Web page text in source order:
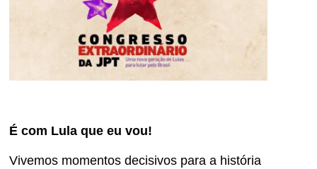
É com Lula que eu vou!
Vivemos momentos decisivos para a história